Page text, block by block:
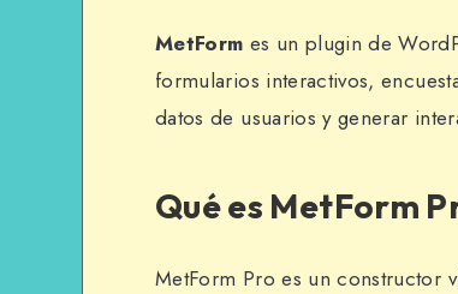
MetForm es un plugin de
formularios interactivos,
datos de usuarios y generar
Qué es MetForm
MetForm Pro es un constructor